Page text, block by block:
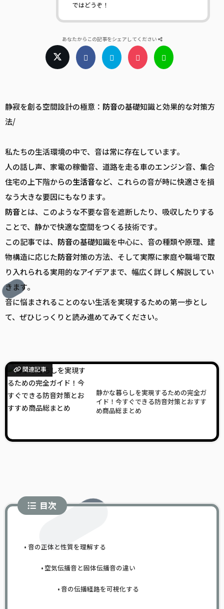
ではどうぞ！
あなたからこの記事をシェアしてください
静寂を創る空間設計の極意： 防音の基礎知識と効果的な対策方
法/
私たちの生活環境の中で、音は常に存在しています。
人の話し声、家電の稼働音、道路を走る車のエンジン音、集合
住宅の上下階からの生活音など、これらの音が時に快適さを損
なう大きな要因にもなります。
防音とは、このような不要な音を遮断したり、吸収したりする
ことで、静かで快適な空間をつくる技術です。
この記事では、 防音の基礎知識を中心に、音の種類や原理、建
物構造に応じた防音対策の方法、そして実際に家庭や職場で取
り入れられる実用的なアイデアまで、幅広く詳しく解説してい
きます。
音に悩まされることのない生活を実現するための第一歩とし
て、ぜひじっくりと読み進めてみてください。
関連記事
静かな暮らしを実現するための完全ガ
イド！今すぐできる防音対策とおすす
め商品総まとめ
目次
音の正体と性質を理解する
空気伝播音と固体伝播音の違い
音の伝播経路を可視化する